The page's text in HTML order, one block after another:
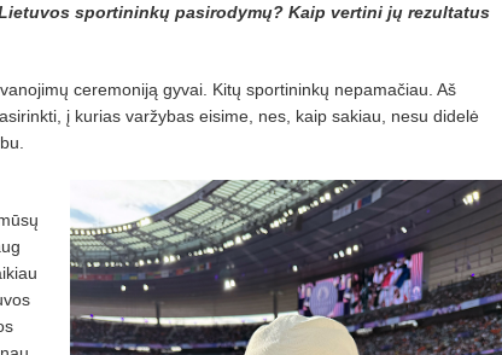
sportininkų pasirodymų? Kaip vertini jų rezultatus
ceremoniją gyvai. Kitų sportininkų nepamačiau. Aš
į kurias varžybas eisime, nes, kaip sakiau, nesu didelė